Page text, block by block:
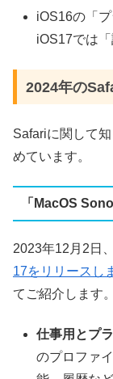
iOS16の「
iOS17では
2024年の
Safariに関して
めています。
「MacOS
2023年12月2日、
17をリリースし
てご紹介します。
仕事用とプ
のプロファ